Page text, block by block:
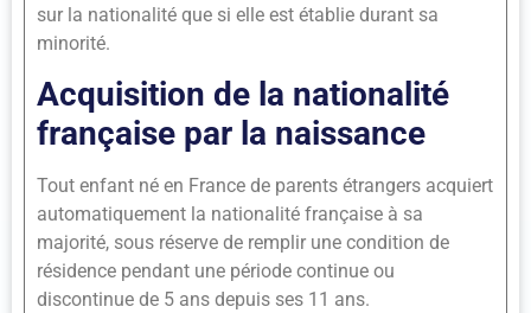
sur la nationalité que si elle est établie durant sa
minorité.
Acquisition de la nationalité
française par la naissance
Tout enfant né en France de parents étrangers acquiert
automatiquement la nationalité française à sa
majorité, sous réserve de remplir une condition de
résidence pendant une période continue ou
discontinue de 5 ans depuis ses 11 ans.